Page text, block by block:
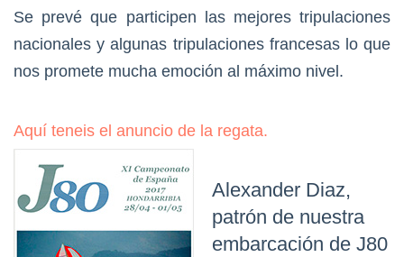
Se prevé que participen las mejores tripulaciones
nacionales y algunas tripulaciones francesas lo que
nos promete mucha emoción al máximo nivel.
Aquí teneis el anuncio de la regata.
Alexander Diaz,
patrón de nuestra
embarcación de J80